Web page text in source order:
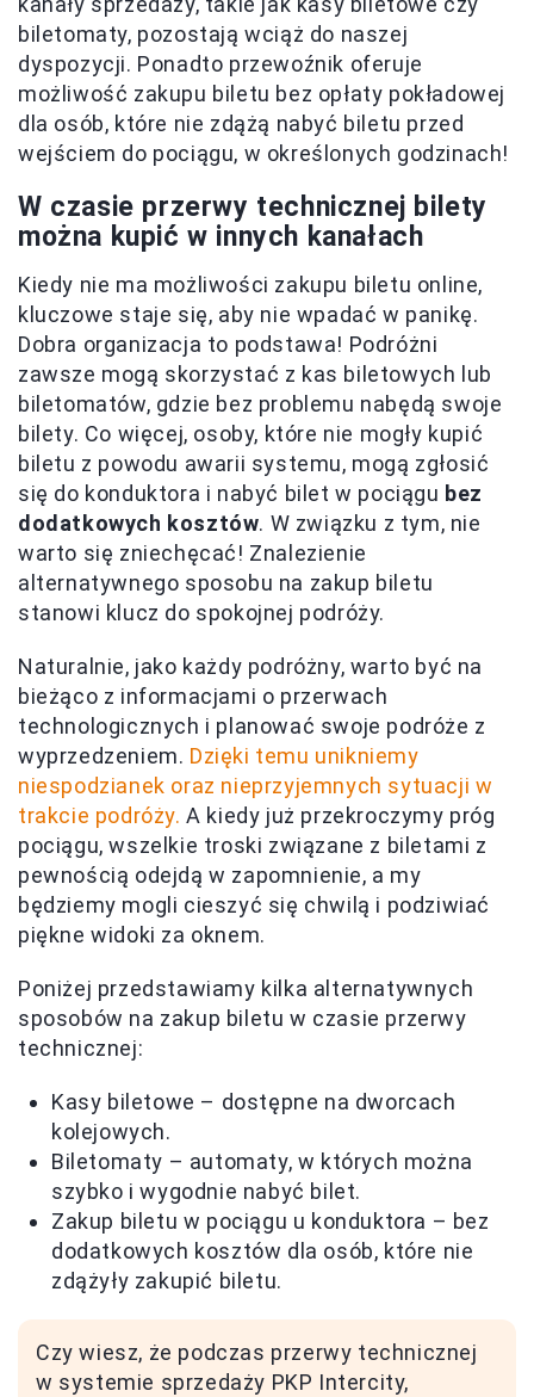
biletomaty, pozostają wciąż do naszej
dyspozycji. Ponadto przewoźnik oferuje
możliwość zakupu biletu bez opłaty pokładowej
dla osób, które nie zdążą nabyć biletu przed
wejściem do pociągu, w określonych godzinach!
W czasie przerwy technicznej bilety
można kupić w innych kanałach
Kiedy nie ma możliwości zakupu biletu online,
kluczowe staje się, aby nie wpadać w panikę.
Dobra organizacja to podstawa! Podróżni
zawsze mogą skorzystać z kas biletowych lub
biletomatów, gdzie bez problemu nabędą swoje
bilety. Co więcej, osoby, które nie mogły kupić
biletu z powodu awarii systemu, mogą zgłosić
się do konduktora i nabyć bilet w pociągu bez
dodatkowych kosztów. W związku z tym, nie
warto się zniechęcać! Znalezienie
alternatywnego sposobu na zakup biletu
stanowi klucz do spokojnej podróży.
Naturalnie, jako każdy podróżny, warto być na
bieżąco z informacjami o przerwach
technologicznych i planować swoje podróże z
wyprzedzeniem. Dzięki temu unikniemy
niespodzianek oraz nieprzyjemnych sytuacji w
trakcie podróży. A kiedy już przekroczymy próg
pociągu, wszelkie troski związane z biletami z
pewnością odejdą w zapomnienie, a my
będziemy mogli cieszyć się chwilą i podziwiać
piękne widoki za oknem.
Poniżej przedstawiamy kilka alternatywnych
sposobów na zakup biletu w czasie przerwy
technicznej:
Kasy biletowe – dostępne na dworcach
kolejowych.
Biletomaty – automaty, w których można
szybko i wygodnie nabyć bilet.
Zakup biletu w pociągu u konduktora – bez
dodatkowych kosztów dla osób, które nie
zdążyły zakupić biletu.
Czy wiesz, że podczas przerwy technicznej
w systemie sprzedaży PKP Intercity,